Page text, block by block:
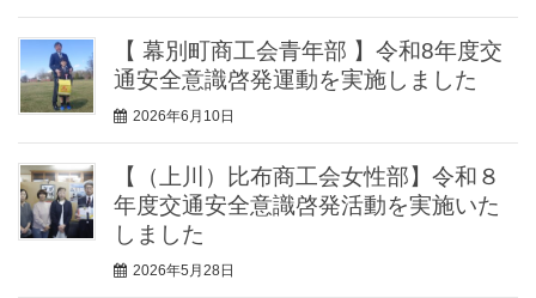
【 幕別町商工会青年部 】令和8年度交
通安全意識啓発運動を実施しました
2026年6月10日
【（上川）比布商工会女性部】令和８
年度交通安全意識啓発活動を実施いた
しました
2026年5月28日